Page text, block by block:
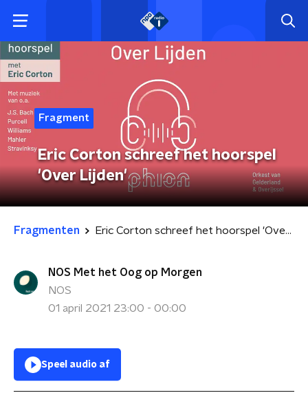
Fragment
Eric Corton schreef het hoorspel
'Over Lijden'
Fragmenten Eric Corton schreef het hoorspel 'Over Lijden'
NOS Met het Oog op Morgen
NOS
01 april 2021 23:00 - 00:00
Speel audio af